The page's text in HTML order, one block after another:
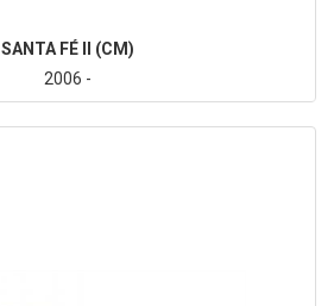
SANTA FÉ II (CM)
2006 -